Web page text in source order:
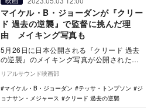
マイケル・B・ジョーダンが『クリー
ド 過去の逆襲』で監督に挑んだ理
由 メイキング写真も
5月26日に日本公開される『クリード 過去
の逆襲』のメイキング写真が公開された。
自身のルーツに向き合ったシリーズ第1作
『ク…
リアルサウンド映画部
マイケル・B・ジョーダン
テッサ・トンプソン
ジ
ョナサン・メジャース
クリード 過去の逆襲